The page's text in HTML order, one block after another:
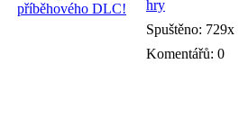
hry
Spuštěno: 729x
Komentářů: 0